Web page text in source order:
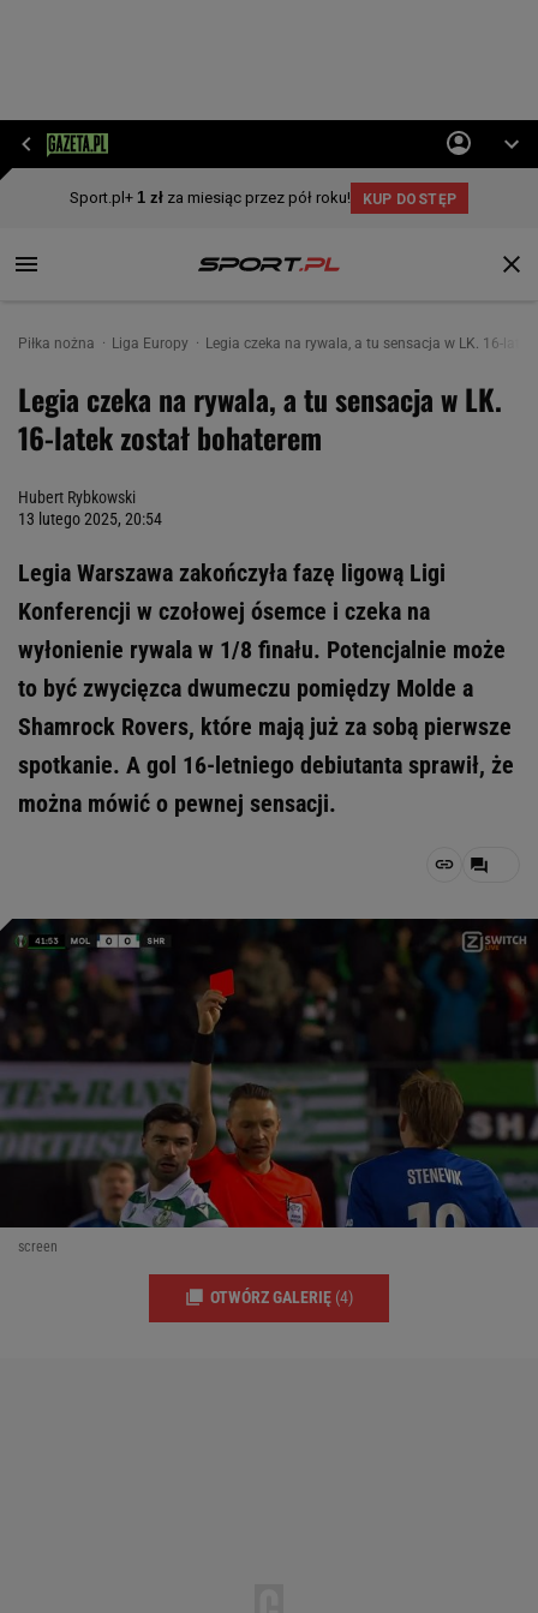
Piłka nożna Liga Europy Legia czeka na rywala, a tu sensacja w LK. 16-
Legia czeka na rywala, a tu sensacja w LK.
16-latek został bohaterem
Hubert Rybkowski
13 lutego 2025, 20:54
Legia Warszawa zakończyła fazę ligową Ligi
Konferencji w czołowej ósemce i czeka na
wyłonienie rywala w 1/8 finału. Potencjalnie może
to być zwycięzca dwumeczu pomiędzy Molde a
Shamrock Rovers, które mają już za sobą pierwsze
spotkanie. A gol 16-letniego debiutanta sprawił, że
można mówić o pewnej sensacji.
screen
OTWÓRZ GALERIĘ (4)